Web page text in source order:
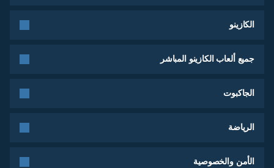
الكازينو
جميع ألعاب الكازينو المباشر
الجاكبوت
الرياضة
الأمن والخصوصية